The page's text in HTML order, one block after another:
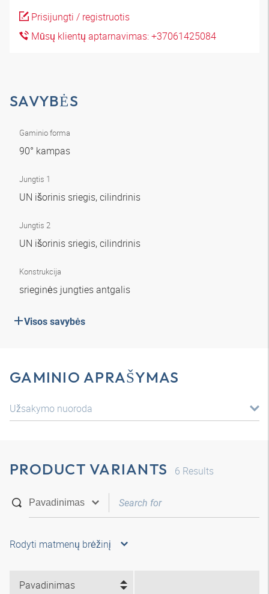
Prisijungti / registruotis
Mūsų klientų aptarnavimas: +37061425084
SAVYBĖS
Gaminio forma
90° kampas
Jungtis 1
UN išorinis sriegis, cilindrinis
Jungtis 2
UN išorinis sriegis, cilindrinis
Konstrukcija
srieginės jungties antgalis
Visos savybės
GAMINIO APRAŠYMAS
Užsakymo nuoroda
PRODUCT VARIANTS 6 Results
Rodyti matmenų brėžinį
Pavadinimas